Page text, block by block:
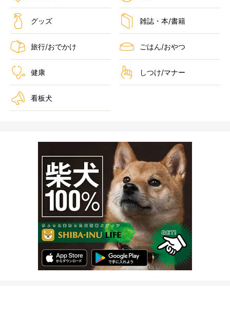
グッズ 雑誌・本/書籍
旅行/おでかけ ごはん/おやつ
健康 しつけ/マナー
看板犬